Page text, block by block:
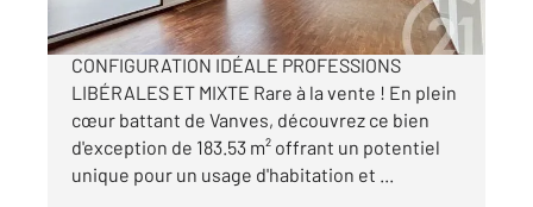
VANVES CENTRE SAINT-RÉMY 180 M²
CONFIGURATION IDÉALE PROFESSIONS
LIBÉRALES ET MIXTE Rare à la vente ! En plein
cœur battant de Vanves, découvrez ce bien
d'exception de 183.53 m² offrant un potentiel
unique pour un usage d'habitation et ...